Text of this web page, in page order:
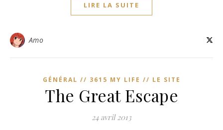
LIRE LA SUITE
Amo
GÉNÉRAL // 3615 MY LIFE // LE SITE
The Great Escape
24 avril 2013